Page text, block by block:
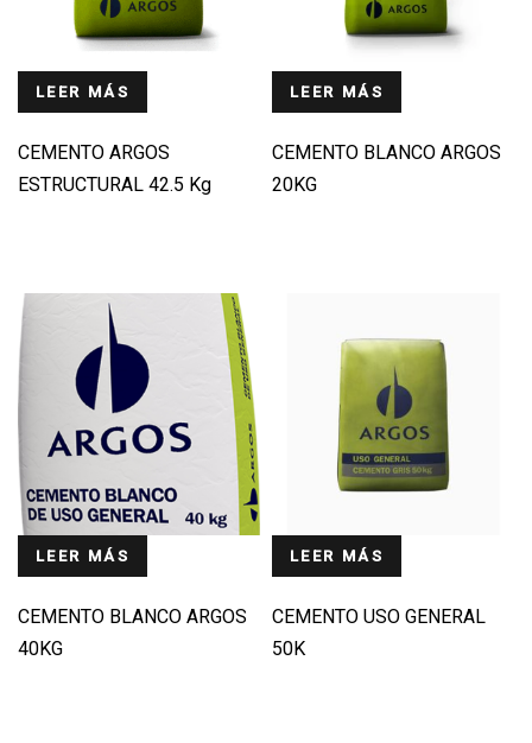
LEER MÁS
CEMENTO ARGOS
ESTRUCTURAL 42.5 Kg
LEER MÁS
CEMENTO BLANCO ARGOS
20KG
LEER MÁS
CEMENTO BLANCO ARGOS
40KG
LEER MÁS
CEMENTO USO GENERAL
50K